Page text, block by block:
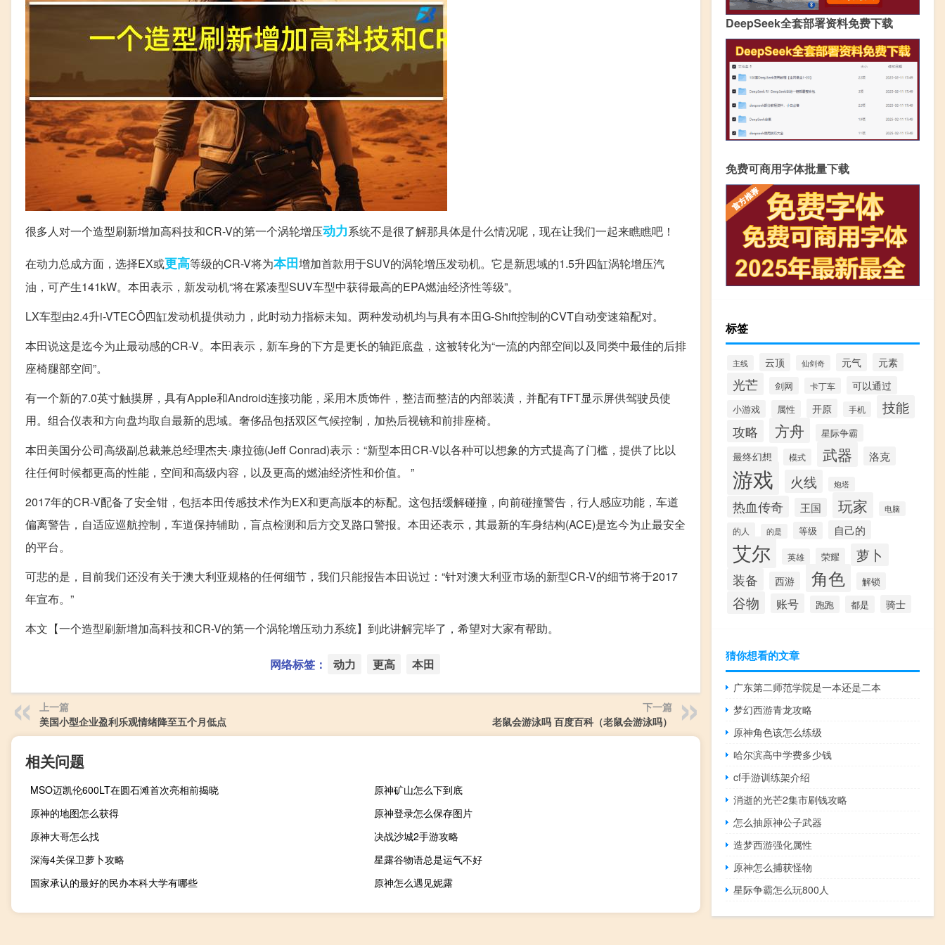
很多人对一个造型刷新增加高科技和CR-V的第一个涡轮增压动力系统不是很了解那具体是什么情况呢，现在让我们一起来瞧瞧吧！
在动力总成方面，选择EX或更高等级的CR-V将为本田增加首款用于SUV的涡轮增压发动机。它是新思域的1.5升四缸涡轮增压汽
油，可产生141kW。本田表示，新发动机“将在紧凑型SUV车型中获得最高的EPA燃油经济性等级”。
LX车型由2.4升i-VTECÔ四缸发动机提供动力，此时动力指标未知。两种发动机均与具有本田G-Shift控制的CVT自动变速箱配对。
本田说这是迄今为止最动感的CR-V。本田表示，新车身的下方是更长的轴距底盘，这被转化为“一流的内部空间以及同类中最佳的后排
座椅腿部空间”。
有一个新的7.0英寸触摸屏，具有Apple和Android连接功能，采用木质饰件，整洁而整洁的内部装潢，并配有TFT显示屏供驾驶员使
用。组合仪表和方向盘均取自最新的思域。奢侈品包括双区气候控制，加热后视镜和前排座椅。
本田美国分公司高级副总裁兼总经理杰夫·康拉德(Jeff Conrad)表示：“新型本田CR-V以各种可以想象的方式提高了门槛，提供了比以
往任何时候都更高的性能，空间和高级内容，以及更高的燃油经济性和价值。 ”
2017年的CR-V配备了安全钳，包括本田传感技术作为EX和更高版本的标配。这包括缓解碰撞，向前碰撞警告，行人感应功能，车道
偏离警告，自适应巡航控制，车道保持辅助，盲点检测和后方交叉路口警报。本田还表示，其最新的车身结构(ACE)是迄今为止最安全
的平台。
可悲的是，目前我们还没有关于澳大利亚规格的任何细节，我们只能报告本田说过：“针对澳大利亚市场的新型CR-V的细节将于2017
年宣布。”
本文【一个造型刷新增加高科技和CR-V的第一个涡轮增压动力系统】到此讲解完毕了，希望对大家有帮助。
网络标签： 动力 更高 本田
上一篇
美国小型企业盈利乐观情绪降至五个月低点
下一篇
老鼠会游泳吗 百度百科（老鼠会游泳吗）
相关问题
MSO迈凯伦600LT在圆石滩首次亮相前揭晓
原神矿山怎么下到底
原神的地图怎么获得
原神登录怎么保存图片
原神大哥怎么找
决战沙城2手游攻略
深海4关保卫萝卜攻略
星露谷物语总是运气不好
国家承认的最好的民办本科大学有哪些
原神怎么遇见妮露
DeepSeek全套部署资料免费下载
免费可商用字体批量下载
标签
主线 云顶 仙剑奇 元气 元素
光芒 剑网 卡丁车 可以通过
小游戏 属性 开原 手机 技能
攻略 方舟 星际争霸
最终幻想 模式 武器 洛克
游戏 火线 炮塔
热血传奇 王国 玩家 电脑
的人 的是 等级 自己的
艾尔 英雄 荣耀
萝卜
装备
西游 角色 解锁
谷物 账号 跑跑 都是 骑士
猜你想看的文章
广东第二师范学院是一本还是二本
梦幻西游青龙攻略
原神角色该怎么练级
哈尔滨高中学费多少钱
cf手游训练架介绍
消逝的光芒2集市刷钱攻略
怎么抽原神公子武器
造梦西游强化属性
原神怎么捕获怪物
星际争霸怎么玩800人